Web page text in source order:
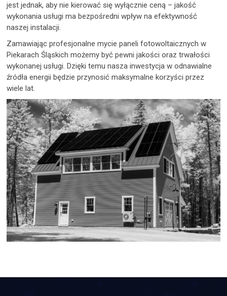
jest jednak, aby nie kierować się wyłącznie ceną – jakość
wykonania usługi ma bezpośredni wpływ na efektywność
naszej instalacji.
Zamawiając profesjonalne mycie paneli fotowoltaicznych w
Piekarach Śląskich możemy być pewni jakości oraz trwałości
wykonanej usługi. Dzięki temu nasza inwestycja w odnawialne
źródła energii będzie przynosić maksymalne korzyści przez
wiele lat.